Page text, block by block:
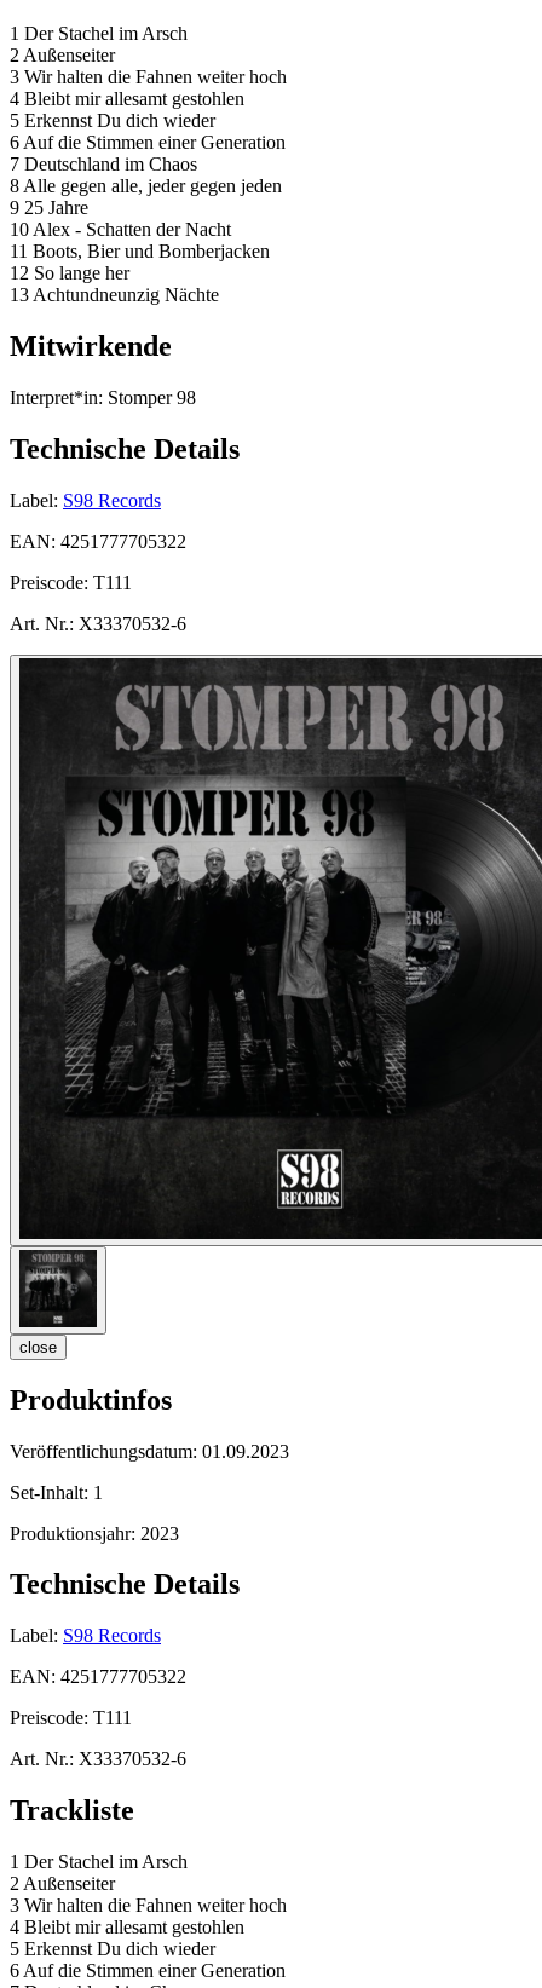
1 Der Stachel im Arsch
2 Außenseiter
3 Wir halten die Fahnen weiter hoch
4 Bleibt mir allesamt gestohlen
5 Erkennst Du dich wieder
6 Auf die Stimmen einer Generation
7 Deutschland im Chaos
8 Alle gegen alle, jeder gegen jeden
9 25 Jahre
10 Alex - Schatten der Nacht
11 Boots, Bier und Bomberjacken
12 So lange her
13 Achtundneunzig Nächte
Mitwirkende
Interpret*in: Stomper 98
Technische Details
Label: S98 Records
EAN: 4251777705322
Preiscode: T111
Art. Nr.: X33370532-6
close
Produktinfos
Veröffentlichungsdatum: 01.09.2023
Set-Inhalt: 1
Produktionsjahr: 2023
Technische Details
Label: S98 Records
EAN: 4251777705322
Preiscode: T111
Art. Nr.: X33370532-6
Trackliste
1 Der Stachel im Arsch
2 Außenseiter
3 Wir halten die Fahnen weiter hoch
4 Bleibt mir allesamt gestohlen
5 Erkennst Du dich wieder
6 Auf die Stimmen einer Generation